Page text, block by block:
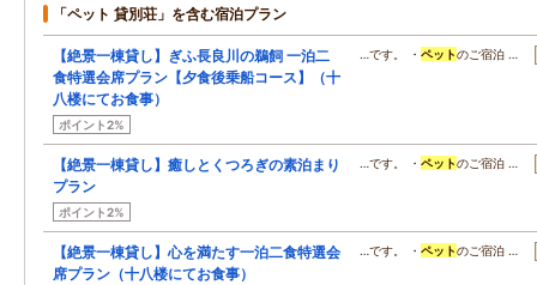
「ペット 貸別荘」を含む宿泊プラン
【絶景一棟貸し】ぎふ長良川の鵜飼 一泊二
食特選会席プラン【夕食後乗船コース】（十
八楼にてお食事）
ポイント2%
…です。 ・ ペットのご宿泊 …
【絶景一棟貸し】癒しとくつろぎの素泊まり
プラン
ポイント2%
…です。 ・ ペットのご宿泊 …
【絶景一棟貸し】心を満たす一泊二食特選会
席プラン（十八楼にてお食事）
…です。 ・ ペットのご宿泊 …